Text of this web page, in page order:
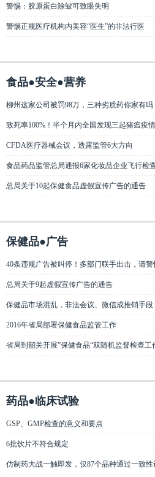
警惕：胶原蛋白除皱可致眼失明
警惕正规医疗机构内美容“医生”的非法行医
食品●安全●营养
柳州这家公司被罚98万，三种劣质药你家有吗
致死率100%！半个月内全国发现三起猪瘟疫
CFDA医疗器械会议，透露监管6大方向
食品药品监管总局通报6家化妆品企业飞行检
总局关于10起保健食品虚假宣传广告的通告
保健品●广告
40条违规广告被叫停！多部门联手出击，请警
总局关于9起虚假宣传广告的通告
保健品市场混乱，非法会议、微信成推销手段
2016年省局部署保健食品监管工作
省局到韶关开展”保健食品“双随机监督检查工
药品●临床试验
GSP、GMP检查的意义和要点
6批饮片不符合规定
仿制药大战一触即发，仅87个品种通过一致性